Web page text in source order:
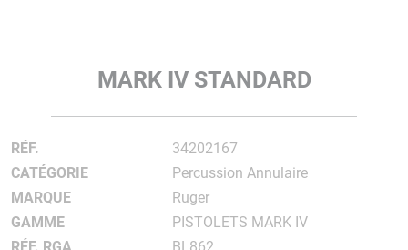
MARK IV STANDARD
RÉF.
34202167
CATÉGORIE
Percussion Annulaire
MARQUE
Ruger
GAMME
PISTOLETS MARK IV